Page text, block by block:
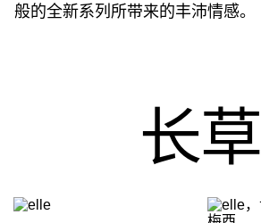
般的全新系列所带来的丰沛情感。
长草